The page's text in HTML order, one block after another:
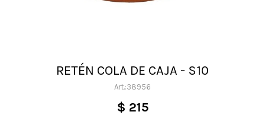
RETÉN COLA DE CAJA - S10
38956
$ 215